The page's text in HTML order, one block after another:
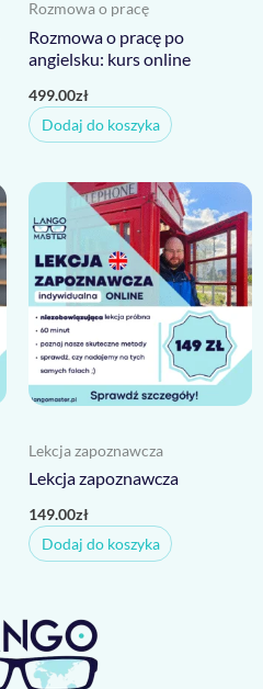
Rozmowa o pracę
Rozmowa o pracę po
angielsku: kurs online
499.00zł
Dodaj do koszyka
Lekcja zapoznawcza
Lekcja zapoznawcza
149.00zł
Dodaj do koszyka